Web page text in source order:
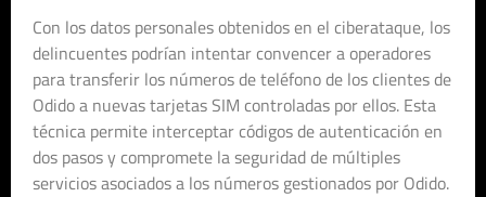
Con los datos personales obtenidos en el ciberataque, los
delincuentes podrían intentar convencer a operadores
para transferir los números de teléfono de los clientes de
Odido a nuevas tarjetas SIM controladas por ellos. Esta
técnica permite interceptar códigos de autenticación en
dos pasos y compromete la seguridad de múltiples
servicios asociados a los números gestionados por Odido.